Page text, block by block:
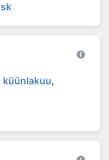
küünlakuu